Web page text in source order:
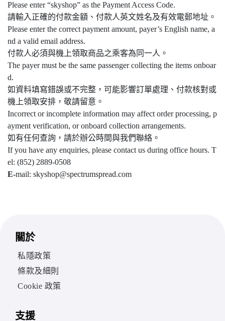
Please enter “skyshop” as the Payment Access Code.
請輸入正確的付款金額、付款人英文姓名及有效電郵地址。
Please enter the correct payment amount, payer’s English name, a
nd a valid email address.
付款人必須與機上領取商品之乘客為同一人。
The payer must be the same passenger collecting the items onboar
d.
如資料填寫錯誤或不完整，可能影響訂單處理、付款核對或
機上領取安排，敬請留意。
Incorrect or incomplete information may affect order processing, p
ayment verification, or onboard collection arrangements.
如有任何查詢，請於辦公時間與我們聯絡。
If you have any enquiries, please contact us during office hours. T
el: (852) 2889-0508
E-mail: skyshop@spectrumspread.com
關於
私隱政策
條款及細則
Cookie 政策
支援